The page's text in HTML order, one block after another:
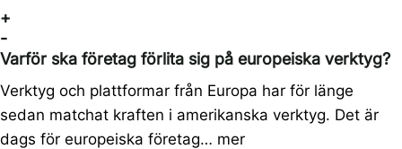
+
-
Varför ska företag förlita sig på europeiska verktyg?
Verktyg och plattformar från Europa har för länge
sedan matchat kraften i amerikanska verktyg. Det är
dags för europeiska företag… mer